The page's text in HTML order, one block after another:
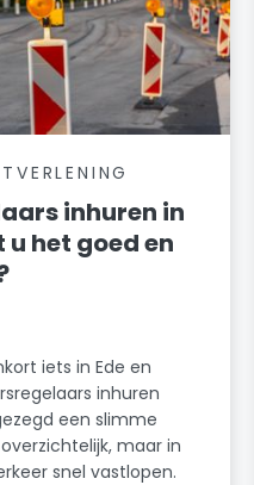
inhuren in
u het goed en
iets in Ede en
inhuren
een slimme
maar in
snel vastlopen.